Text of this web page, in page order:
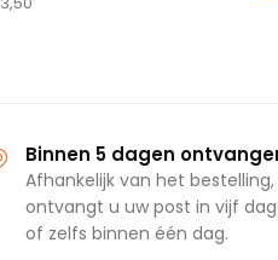
Binnen 5 dagen
Afhankelijk van het bestelling,
ontvangt u uw post in vijf
of zelfs binnen één dag.